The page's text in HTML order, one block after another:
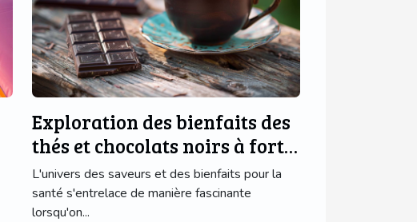
Exploration des bienfaits des
thés et chocolats noirs à forte
teneur
L'univers des saveurs et des bienfaits pour la
santé s'entrelace de manière fascinante
lorsqu'on...